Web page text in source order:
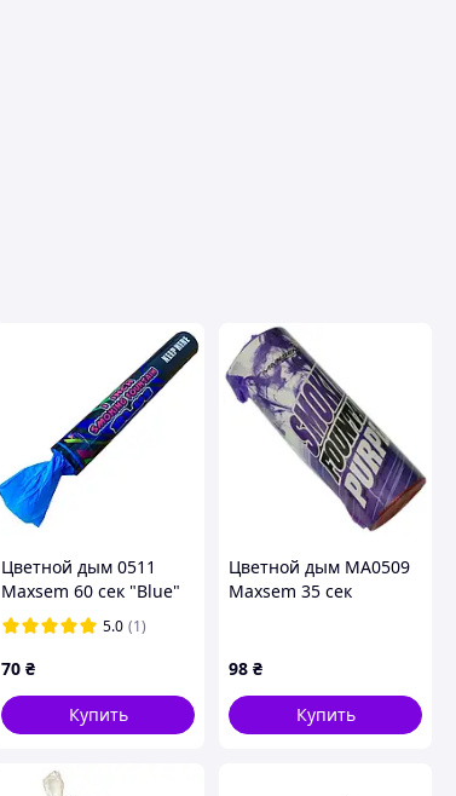
Цветной дым 0511
Maxsem 60 сек "Blue"
синий
5.0 (1)
70 ₴
Купить
Цветной дым МА0509
Maxsem 35 сек
98 ₴
Купить